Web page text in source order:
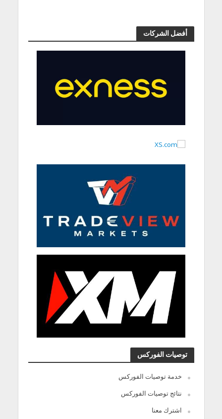
أفضل الشركات
توصيات الفوركس
خدمة توصيات الفوركس
نتائج توصيات الفوركس
اشترك معنا